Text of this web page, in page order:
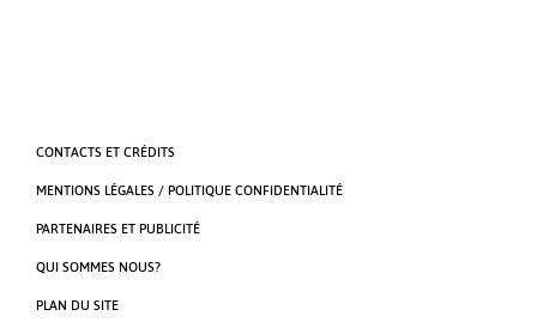
CONTACTS ET CRÉDITS
MENTIONS LÉGALES / POLITIQUE CONFIDENTIALITÉ
PARTENAIRES ET PUBLICITÉ
QUI SOMMES NOUS?
PLAN DU SITE